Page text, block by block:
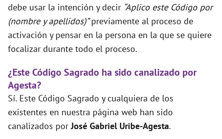
debe usar la intención y decir “Aplico este Código por
(nombre y apellidos)”previamente al proceso de
activación y pensar en la persona en la que se quiere
focalizar durante todo el proceso.
¿Este Código Sagrado ha sido canalizado por
Agesta?
Sí. Este Código Sagrado y cualquiera de los
existentes en nuestra página web han sido
canalizados porJosé Gabriel Uribe-Agesta.